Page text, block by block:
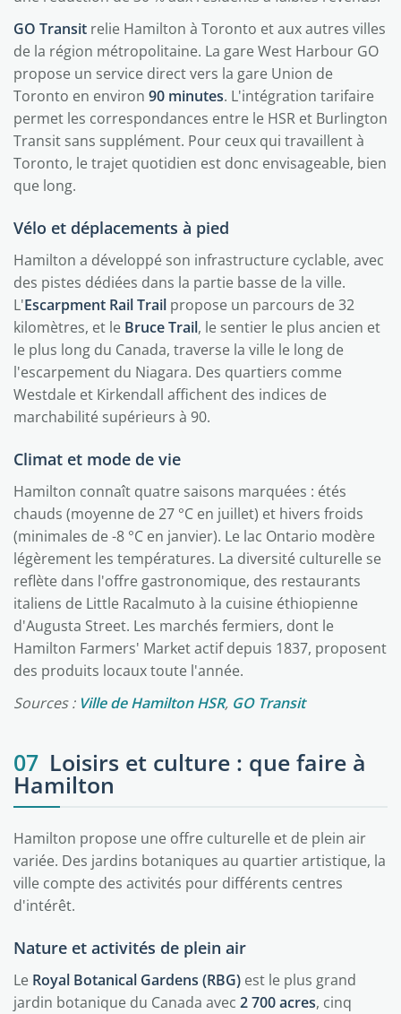
GO Transit relie Hamilton à Toronto et aux autres villes
de la région métropolitaine. La gare West Harbour GO
propose un service direct vers la gare Union de
Toronto en environ 90 minutes. L'intégration tarifaire
permet les correspondances entre le HSR et Burlington
Transit sans supplément. Pour ceux qui travaillent à
Toronto, le trajet quotidien est donc envisageable, bien
que long.
Vélo et déplacements à pied
Hamilton a développé son infrastructure cyclable, avec
des pistes dédiées dans la partie basse de la ville.
L'Escarpment Rail Trail propose un parcours de 32
kilomètres, et le Bruce Trail, le sentier le plus ancien et
le plus long du Canada, traverse la ville le long de
l'escarpement du Niagara. Des quartiers comme
Westdale et Kirkendall affichent des indices de
marchabilité supérieurs à 90.
Climat et mode de vie
Hamilton connaît quatre saisons marquées : étés
chauds (moyenne de 27 °C en juillet) et hivers froids
(minimales de -8 °C en janvier). Le lac Ontario modère
légèrement les températures. La diversité culturelle se
reflète dans l'offre gastronomique, des restaurants
italiens de Little Racalmuto à la cuisine éthiopienne
d'Augusta Street. Les marchés fermiers, dont le
Hamilton Farmers' Market actif depuis 1837, proposent
des produits locaux toute l'année.
Sources : Ville de Hamilton HSR, GO Transit
07 Loisirs et culture : que faire à
Hamilton
Hamilton propose une offre culturelle et de plein air
variée. Des jardins botaniques au quartier artistique, la
ville compte des activités pour différents centres
d'intérêt.
Nature et activités de plein air
Le Royal Botanical Gardens (RBG) est le plus grand
jardin botanique du Canada avec 2 700 acres, cinq